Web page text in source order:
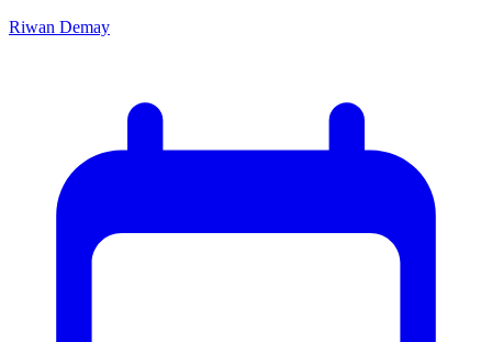
Riwan Demay